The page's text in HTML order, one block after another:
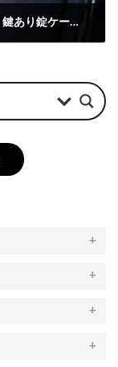
MIWA UR.PG（PGF）703, 破錠解錠中止、鍵あり錠ケース動作不良